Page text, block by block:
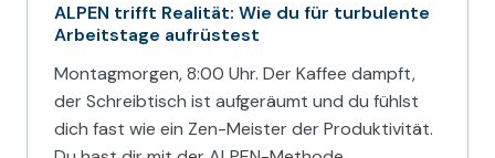
ALPEN trifft Realität: Wie du für turbulente
Arbeitstage aufrüstest
Montagmorgen, 8:00 Uhr. Der Kaffee dampft,
der Schreibtisch ist aufgeräumt und du fühlst
dich fast wie ein Zen-Meister der Produktivität.